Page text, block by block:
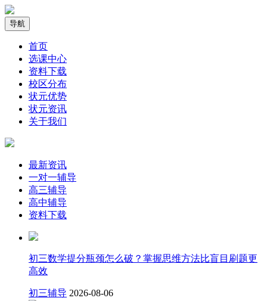
导航
首页
选课中心
资料下载
校区分布
状元优势
状元资讯
关于我们
最新资讯
一对一辅导
高三辅导
高中辅导
资料下载
​初三数学提分瓶颈怎么破？掌握思维方法比盲目刷题更
高效
初三辅导 2026-08-06